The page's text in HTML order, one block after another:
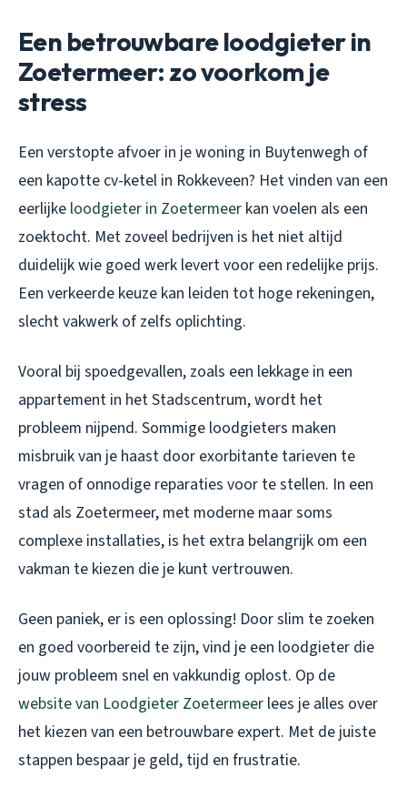
Een betrouwbare loodgieter in
Zoetermeer: zo voorkom je
stress
Een verstopte afvoer in je woning in Buytenwegh of
een kapotte cv-ketel in Rokkeveen? Het vinden van een
eerlijke loodgieter in Zoetermeer kan voelen als een
zoektocht. Met zoveel bedrijven is het niet altijd
duidelijk wie goed werk levert voor een redelijke prijs.
Een verkeerde keuze kan leiden tot hoge rekeningen,
slecht vakwerk of zelfs oplichting.
Vooral bij spoedgevallen, zoals een lekkage in een
appartement in het Stadscentrum, wordt het
probleem nijpend. Sommige loodgieters maken
misbruik van je haast door exorbitante tarieven te
vragen of onnodige reparaties voor te stellen. In een
stad als Zoetermeer, met moderne maar soms
complexe installaties, is het extra belangrijk om een
vakman te kiezen die je kunt vertrouwen.
Geen paniek, er is een oplossing! Door slim te zoeken
en goed voorbereid te zijn, vind je een loodgieter die
jouw probleem snel en vakkundig oplost. Op de
website van Loodgieter Zoetermeer lees je alles over
het kiezen van een betrouwbare expert. Met de juiste
stappen bespaar je geld, tijd en frustratie.